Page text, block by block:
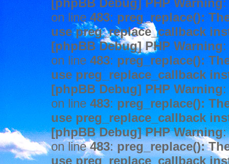
[phpBB Debug] PHP Warning
on line 483: preg_replace():
use preg_replace_callback
[phpBB Debug] PHP Warning
on line 483: preg_replace():
use preg_replace_callback
[phpBB Debug] PHP Warning
on line 483: preg_replace():
use preg_replace_callback
[phpBB Debug] PHP Warning:
on line483: preg_replace():
use preg_replace_callback